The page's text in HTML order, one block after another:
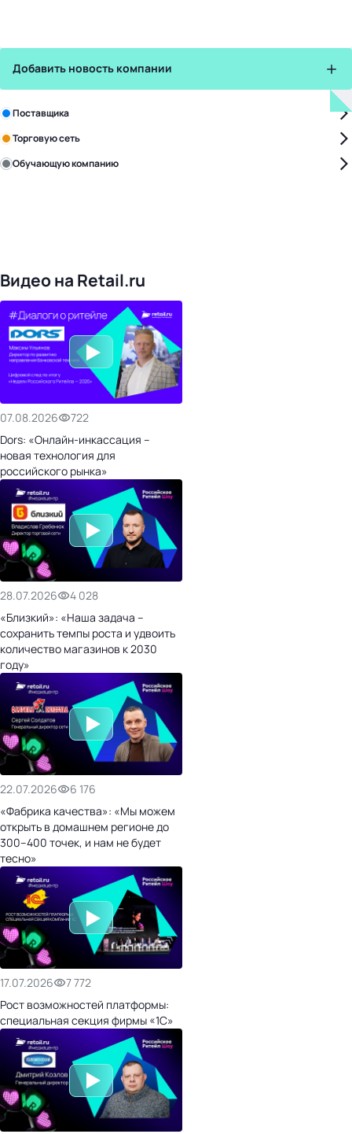
Добавить новость компании
Поставщика
Торговую сеть
Обучающую компанию
Видео на Retail.ru
07.08.2026
722
Dors: «Онлайн-инкассация –
новая технология для
российского рынка»
28.07.2026
4 028
«Близкий»: «Наша задача –
сохранить темпы роста и удвоить
количество магазинов к 2030
году»
22.07.2026
6 176
«Фабрика качества»: «Мы можем
открыть в домашнем регионе до
300–400 точек, и нам не будет
тесно»
17.07.2026
7 772
Рост возможностей платформы:
специальная секция фирмы «1С»